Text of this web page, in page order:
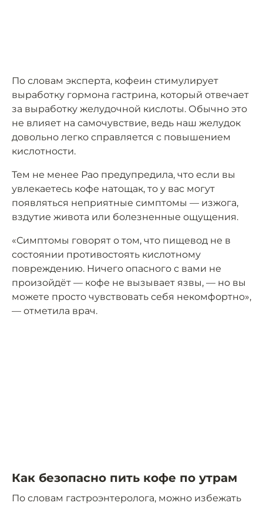
По словам эксперта, кофеин стимулирует
выработку гормона гастрина, который отвечает
за выработку желудочной кислоты. Обычно это
не влияет на самочувствие, ведь наш желудок
довольно легко справляется с повышением
кислотности.
Тем не менее Рао предупредила, что если вы
увлекаетесь кофе натощак, то у вас могут
появляться неприятные симптомы — изжога,
вздутие живота или болезненные ощущения.
«Симптомы говорят о том, что пищевод не в
состоянии противостоять кислотному
повреждению. Ничего опасного с вами не
произойдёт — кофе не вызывает язвы, — но вы
можете просто чувствовать себя некомфортно»,
— отметила врач.
Как безопасно пить кофе по утрам
По словам гастроэнтеролога, можно избежать